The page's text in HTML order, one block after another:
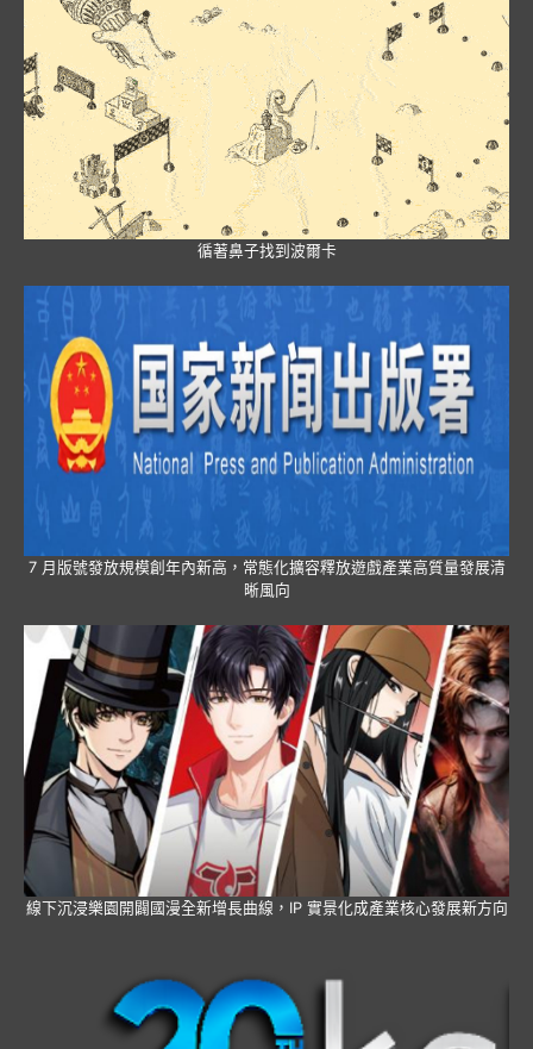
循著鼻子找到波爾卡
7 月版號發放規模創年內新高，常態化擴容釋放遊戲產業高質量發展清
晰風向
線下沉浸樂園開闢國漫全新增長曲線，IP 實景化成產業核心發展新方向